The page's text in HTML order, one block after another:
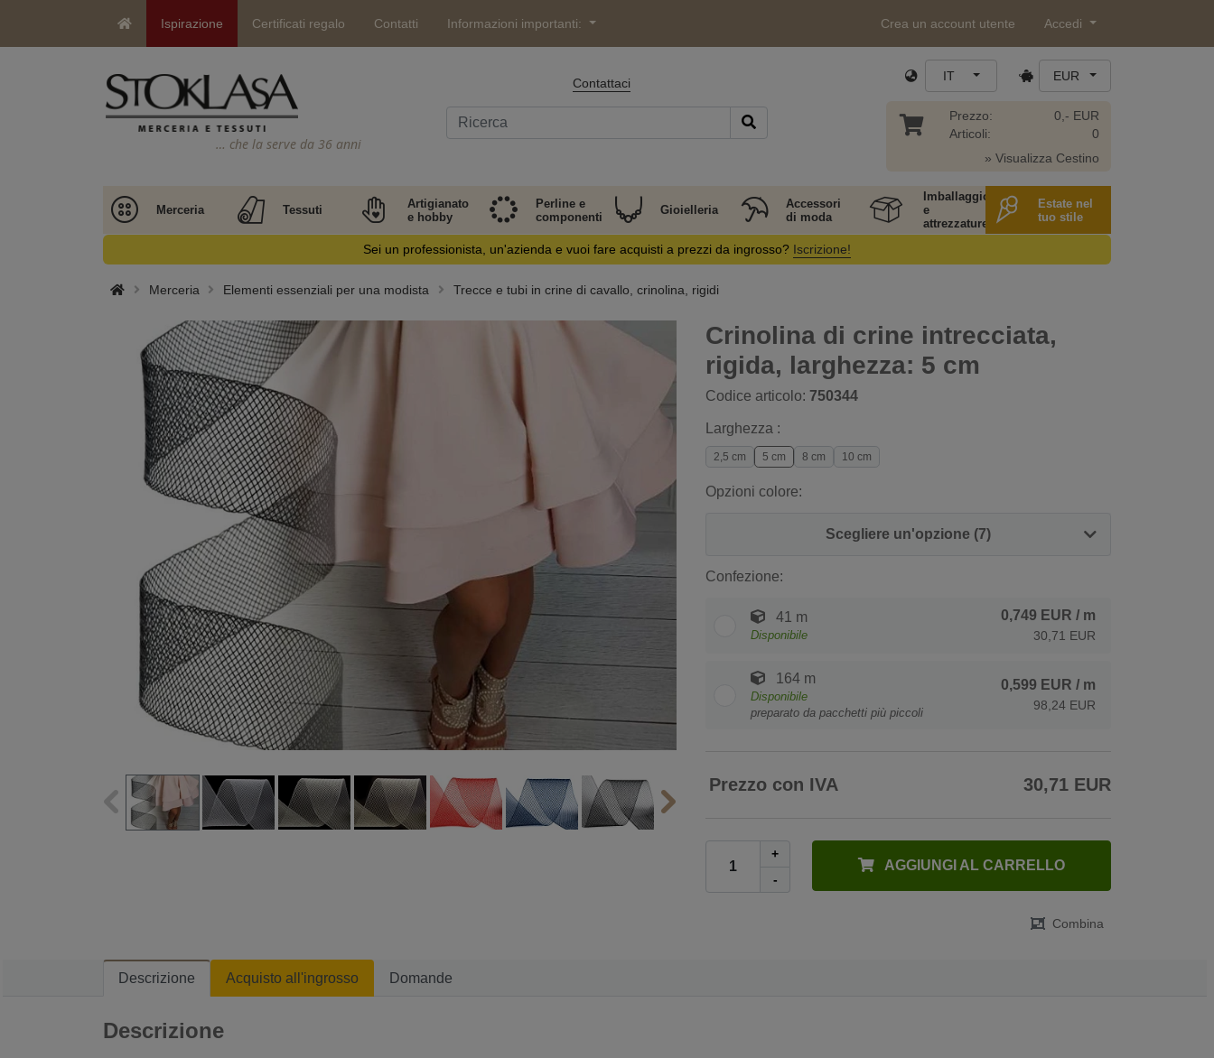
Ispirazione Certificati regalo Contatti Informazioni importanti: Crea un account utente Accedi
… che la serve da 36 anni
Contattaci IT EUR
Prezzo:
Articoli:
0,- EUR
0
» Visualizza Cestino
Merceria Tessuti
Artigianato
e hobby
Perline e
componenti
Gioielleria
Accessori
di moda
Imballaggio
e
attrezzature
Estate nel
tuo stile
Sei un professionista, un'azienda e vuoi fare acquisti a prezzi da ingrosso? Iscrizione!
Merceria Elementi essenziali per una modista Trecce e tubi in crine di cavallo, crinolina, rigidi
Crinolina di crine intrecciata,
rigida, larghezza: 5 cm
Codice articolo: 750344
Larghezza :
2,5 cm 5 cm 8 cm 10 cm
Opzioni colore:
Scegliere un'opzione (7)
Confezione:
41 m
Disponibile
0,749 EUR / m
30,71 EUR
164 m
Disponibile
preparato da pacchetti più piccoli
0,599 EUR / m
98,24 EUR
Prezzo con IVA 30,71 EUR
+
-
AGGIUNGI AL CARRELLO
Combina
Descrizione Acquisto all'ingrosso Domande
Descrizione